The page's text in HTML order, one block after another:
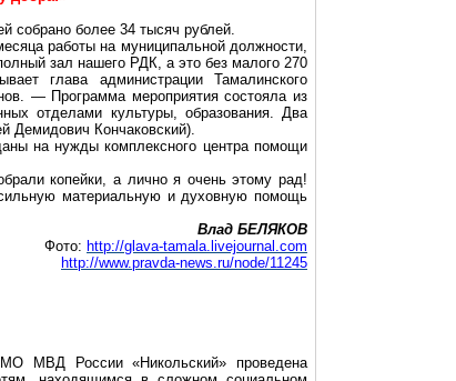
собрано более 34 тысяч рублей.
работы на муниципальной должности,
зал нашего РДК, а это без малого 270
глава администрации Тамалинского
. — Программа мероприятия состояла из
отделами культуры, образования. Два
Демидович Кончаковский).
на нужды комплексного центра помощи
копейки, а лично я очень этому рад!
материальную и духовную помощь
Влад БЕЛЯКОВ
Фото: http://glava-tamala.livejournal.com
http://www.pravda-news.ru/node/11245
МВД России «Никольский» проведена